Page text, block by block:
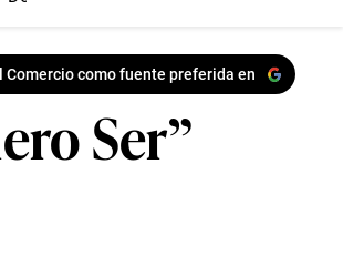
Comercio como fuente preferida en
Ser”